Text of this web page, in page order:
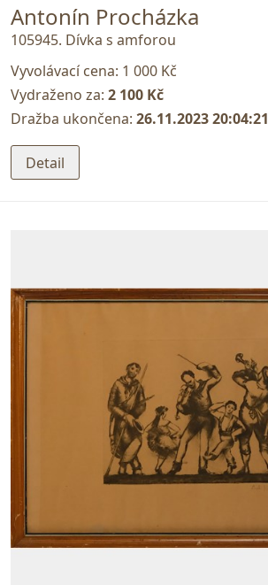
Antonín Procházka
105945. Dívka s amforou
Vyvolávací cena: 1 000 Kč
Vydraženo za: 2 100 Kč
Dražba ukončena: 26.11.2023 20:04:21
Detail